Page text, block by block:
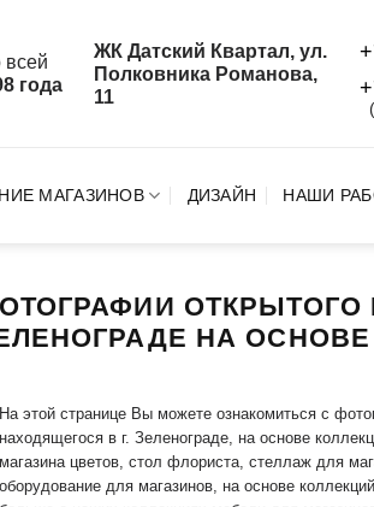
всей
года
ЖК Датский Квартал, ул.
Полковника Романова,
11
МАГАЗИНОВ ДИЗАЙН НАШИ
ОТКРЫТОГО
НА
На этой странице Вы можете ознакомиться с
находящегося в г. Зеленограде, на основе
магазина цветов, стол флориста, стеллаж для
оборудование для магазинов, на основе